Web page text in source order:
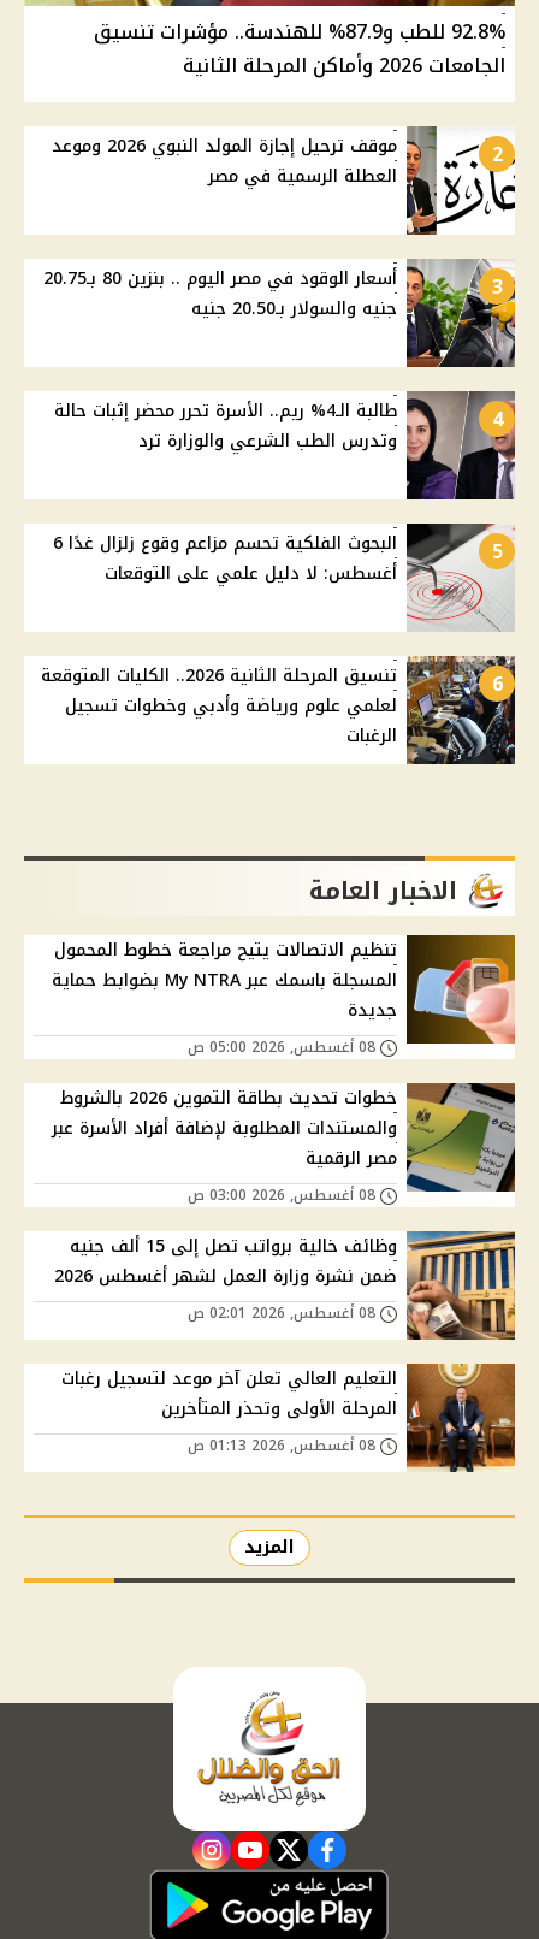
92.8% للطب و87.9% للهندسة.. مؤشرات تنسيق
الجامعات 2026 وأماكن المرحلة الثانية
2
موقف ترحيل إجازة المولد النبوي 2026 وموعد
العطلة الرسمية في مصر
3
أسعار الوقود في مصر اليوم .. بنزين 80 بـ20.75
جنيه والسولار بـ20.50 جنيه
4
طالبة الـ4% ريم.. الأسرة تحرر محضر إثبات حالة
وتدرس الطب الشرعي والوزارة ترد
5
البحوث الفلكية تحسم مزاعم وقوع زلزال غدًا 6
أغسطس: لا دليل علمي على التوقعات
6
تنسيق المرحلة الثانية 2026.. الكليات المتوقعة
لعلمي علوم ورياضة وأدبي وخطوات تسجيل
الرغبات
الاخبار العامة
تنظيم الاتصالات يتيح مراجعة خطوط المحمول
المسجلة باسمك عبر My NTRA بضوابط حماية
جديدة
خطوات تحديث بطاقة التموين 2026 بالشروط
والمستندات المطلوبة لإضافة أفراد الأسرة عبر
مصر الرقمية
وظائف خالية برواتب تصل إلى 15 ألف جنيه
ضمن نشرة وزارة العمل لشهر أغسطس 2026
التعليم العالي تعلن آخر موعد لتسجيل رغبات
المرحلة الأولى وتحذر المتأخرين
المزيد
facebook
twitter
youtube
instagram